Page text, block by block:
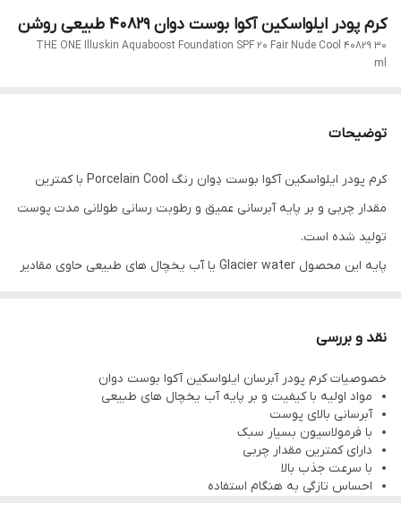
کرم پودر ایلواسکین آکوا بوست دوان 40829 طبیعی روشن
THE ONE Illuskin Aquaboost Foundation SPF 20 Fair Nude Cool 40829 30
ml
توضیحات
کرم پودر ایلواسکین آکوا بوست دِوان رنگ Porcelain Cool با کمترین
مقدار چربی و بر پایه آبرسانی عمیق و رطوبت رسانی طولانی مدت پوست
تولید شده است.
پایه این محصول Glacier water یا آب یخچال های طبیعی حاوی مقادیر
SPF 20
☑️مناسب پوست خشک تا نرمال
☑️پوشش متوسط
☑️فرمول سبک
☑️مرطوب کننده و درخشان کننده پوست
نقد و بررسی
خصوصیات کرم پودر آبرسان ایلواسکین آکوا بوست دوان
مواد اولیه با کیفیت و بر پایه آب یخچال های طبیعی
آبرسانی بالای پوست
با فرمولاسیون بسیار سبک
دارای کمترین مقدار چربی
با سرعت جذب بالا
احساس تازگی به هنگام استفاده